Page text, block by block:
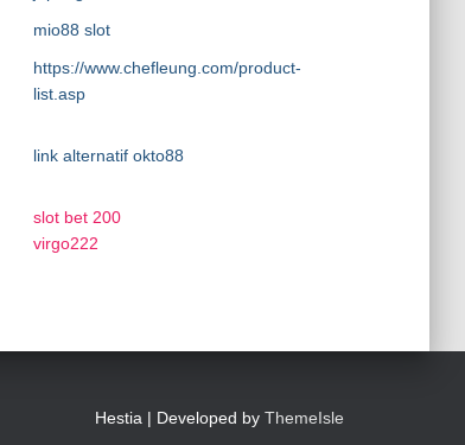
mio88 slot
https://www.chefleung.com/product-
list.asp
link alternatif okto88
slot bet 200
virgo222
Hestia | Developed by ThemeIsle